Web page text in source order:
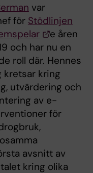
var
för Stödlinjen
e åren
och har nu en
roll där. Hennes
kretsar kring
utvärdering och
av e-
för
avsnitt av
kring olika